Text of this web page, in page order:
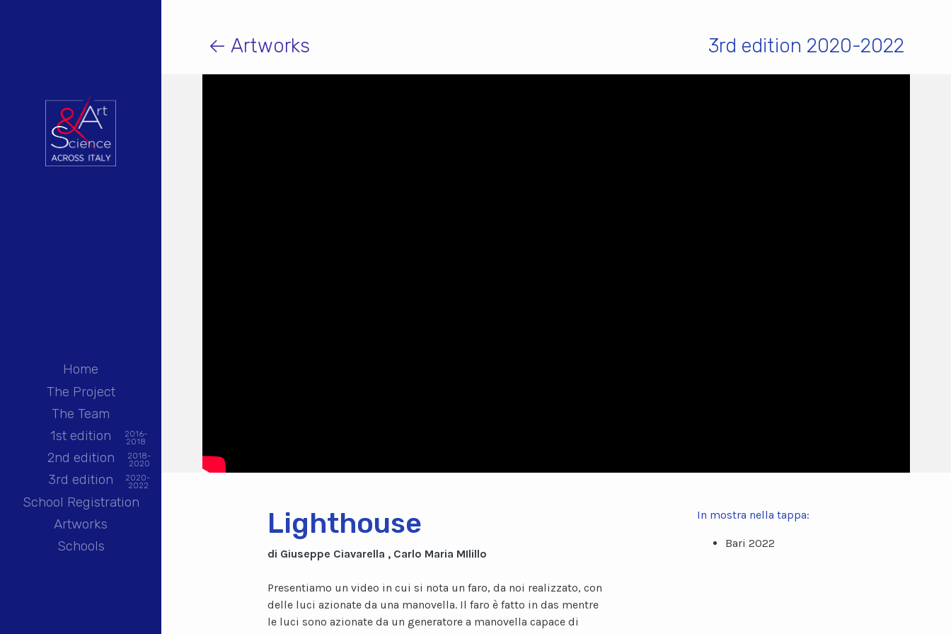
Home
The Project
The Team
1st edition
2016-
2018
2nd edition 2018-
2020
3rd edition 2020-
2022
School Registration
Artworks
Schools
← Artworks 3rd edition 2020-2022
Lighthouse
di Giuseppe Ciavarella , Carlo Maria MIlillo
Presentiamo un video in cui si nota un faro, da noi realizzato, con
delle luci azionate da una manovella. Il faro è fatto in das mentre
le luci sono azionate da un generatore a manovella capace di
In mostra nella tappa:
Bari 2022